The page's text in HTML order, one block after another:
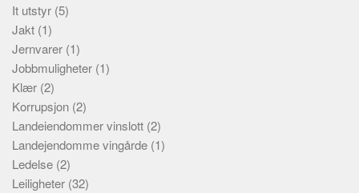
It utstyr (5)
Jakt (1)
Jernvarer (1)
Jobbmuligheter (1)
Klær (2)
Korrupsjon (2)
Landeiendommer vinslott (2)
Landejendomme vingårde (1)
Ledelse (2)
Leiligheter (32)